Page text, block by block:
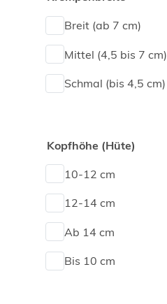
Breit (ab 7 cm)
Mittel (4,5 bis 7 cm)
Schmal (bis 4,5 cm)
Kopfhöhe (Hüte)
10-12 cm
12-14 cm
Ab 14 cm
Bis 10 cm